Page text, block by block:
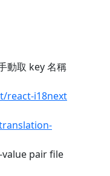
動取 key 名稱
react-i18next
pair file